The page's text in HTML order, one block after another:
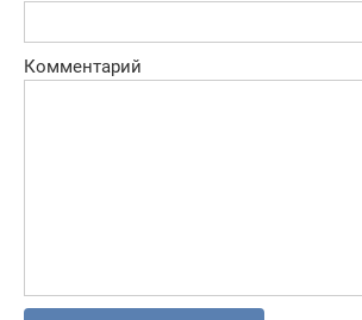
Комментарий